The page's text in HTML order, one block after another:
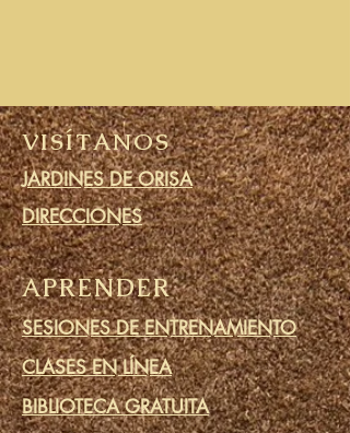
VISÍTANOS
JARDINES DE ORISA
DIRECCIONES
APRENDER
SESIONES DE ENTRENAMIENTO
CLASES EN LÍNEA
BIBLIOTECA GRATUITA